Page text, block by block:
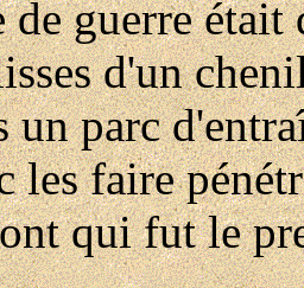
de guerre
d'un
un parc
les faire
qui fut le